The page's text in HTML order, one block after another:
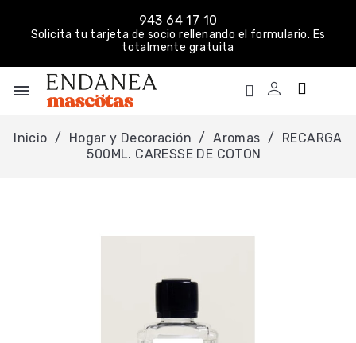
943 64 17 10
Solicita tu tarjeta de socio rellenando el formulario. Es
totalmente gratuita
menu
Inicio Hogar y Decoración Aromas
RECARGA
500ML. CARESSE DE COTON